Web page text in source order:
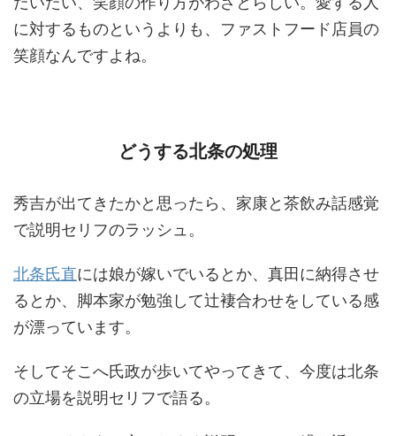
に対するものというよりも、ファストフード店員の
笑顔なんですよね。
どうする北条の処理
秀吉が出てきたかと思ったら、家康と茶飲み話感覚
で説明セリフのラッシュ。
北条氏直には娘が嫁いでいるとか、真田に納得させ
るとか、脚本家が勉強して辻褄合わせをしている感
が漂っています。
そしてそこへ氏政が歩いてやってきて、今度は北条
の立場を説明セリフで語る。